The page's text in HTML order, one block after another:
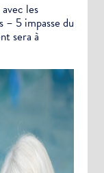
les
– 5 impasse du
sera à